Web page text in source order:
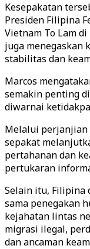
Kesepakatan
Presiden Filipina
Vietnam To Lam
juga menegaskan
stabilitas dan
Marcos
semakin penting
diwarnai
Melalui perjanjian
sepakat
pertahanan dan
pertukaran
Selain itu, Filipina
sama penegakan
kejahatan lintas
migrasi ilegal,
dan ancaman